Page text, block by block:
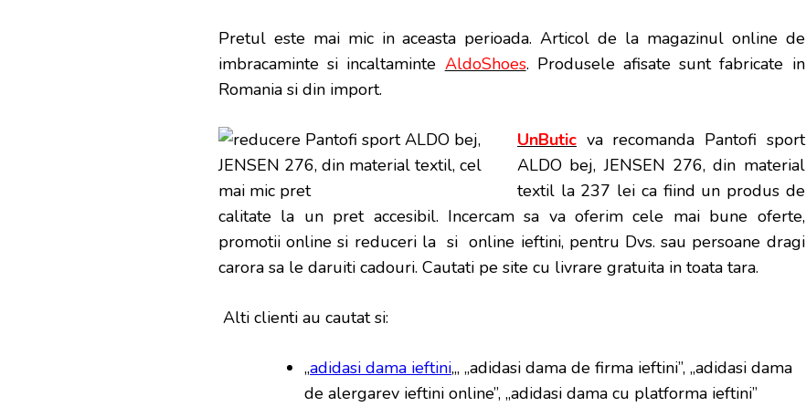
Pretul este mai mic in aceasta perioada. Articol de la magazinul online de
imbracaminte si incaltaminte AldoShoes. Produsele afisate sunt fabricate in
Romania si din import.
UnButic va recomanda Pantofi sport
ALDO bej, JENSEN 276, din material
textil la 237 lei ca fiind un produs de
calitate la un pret accesibil. Incercam sa va oferim cele mai bune oferte,
promotii online si reduceri la si online ieftini, pentru Dvs. sau persoane dragi
carora sa le daruiti cadouri. Cautati pe site cu livrare gratuita in toata tara.
Alti clienti au cautat si:
„adidasi dama ieftini„, „adidasi dama de firma ieftini”, „adidasi dama
de alergarev ieftini online”, „adidasi dama cu platforma ieftini”